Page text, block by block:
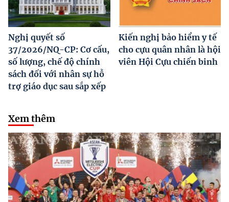
Nghị quyết số
37/2026/NQ-CP: Cơ cấu,
số lượng, chế độ chính
sách đối với nhân sự hỗ
trợ giáo dục sau sắp xếp
Kiến nghị bảo hiểm y tế
cho cựu quân nhân là hội
viên Hội Cựu chiến binh
Xem thêm